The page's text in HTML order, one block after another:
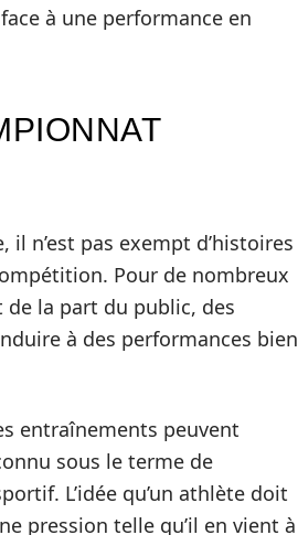
à une performance en
n’est pas exempt d’histoires
Pour de nombreux
la part du public, des
à des performances bien
entraînements peuvent
sous le terme de
L’idée qu’un athlète doit
pression telle qu’il en vient à